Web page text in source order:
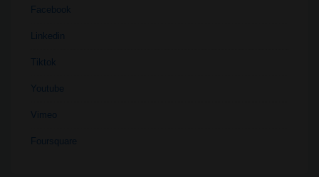
Facebook
Linkedin
Tiktok
Youtube
Vimeo
Foursquare